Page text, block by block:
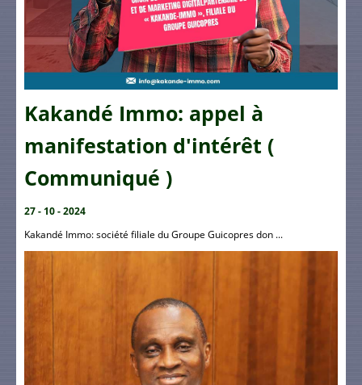
Kakandé Immo: appel à
manifestation d'intérêt (
Communiqué )
27 - 10 - 2024
Kakandé Immo: société filiale du Groupe Guicopres don ...